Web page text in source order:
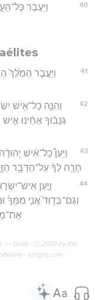
40
וַיַּעֲבֹ֧ר
41
וַיַּעֲבֹ֤ר הַמֶּ֙לֶךְ֙
42
וְהִנֵּ֛ה כָּל־אִ֥ישׁ
גְּנָב֨וּךָ אַחֵ֜ינוּ
43
וַיַּעַן֩ כָּל־אִ֨ישׁ
חָרָ֣ה לְךָ֔ עַל־הַדָּבָ֖ר
44
וַיַּ֣עַן
וְגַם־בְּדָוִד֮ אֲנִ֣י מִמְּךָ֒
--- Grec : © 2010 by the
- sblgnt.com